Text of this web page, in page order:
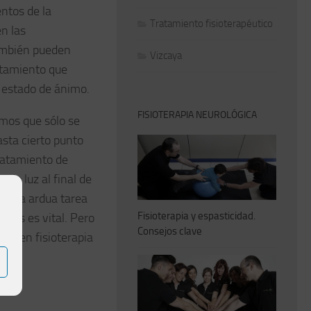
de la
las
pueden
que
de ánimo.
que sólo se
cierto punto
de
de luz al final de
ardua tarea
es vital. Pero
en fisioterapia
Tratamiento fisioterapéutico
Vizcaya
FISIOTERAPIA NEUROLÓGICA
Fisioterapia y espasticidad.
Consejos clave